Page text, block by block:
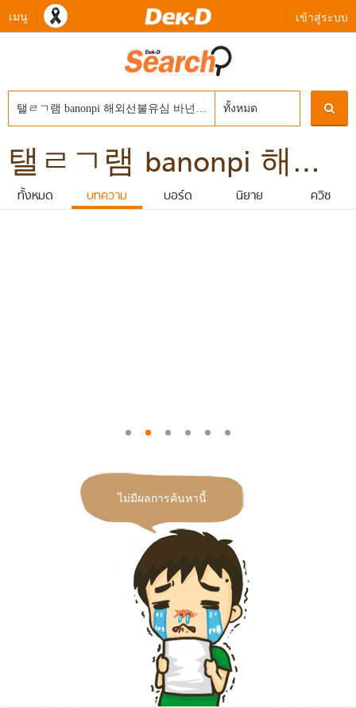
เมนู เข้าสู่ระบบ
ทั้งหมด
탤ㄹㄱ램 banonpi 해외선불유심 바넌피선불유심내구제 백수비상금대출 10만원급전빌리기 2026년거창군연체자소액급전대출해주는곳
ทั้งหมด บทความ บอร์ด นิยาย ควิซ
ไม่มีผลการค้นหานี้